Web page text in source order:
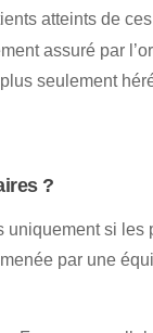
atteints de
assuré par
seulement
?
si les
par une